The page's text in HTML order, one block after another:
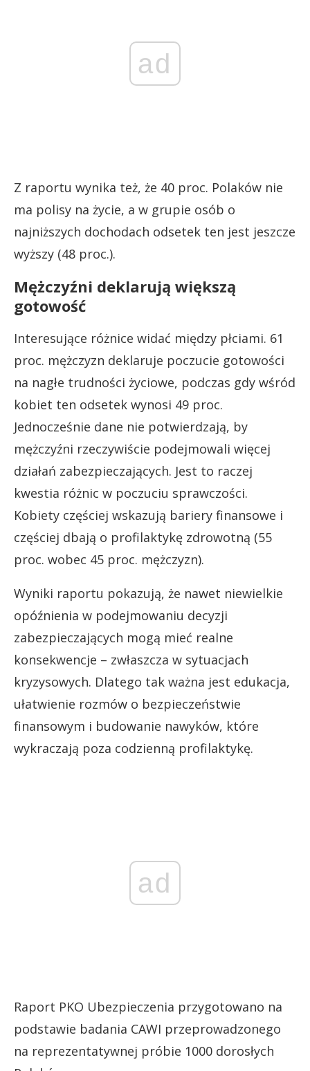
ad
Z raportu wynika też, że 40 proc. Polaków nie
ma polisy na życie, a w grupie osób o
najniższych dochodach odsetek ten jest jeszcze
wyższy (48 proc.).
Mężczyźni deklarują większą
gotowość
Interesujące różnice widać między płciami. 61
proc. mężczyzn deklaruje poczucie gotowości
na nagłe trudności życiowe, podczas gdy wśród
kobiet ten odsetek wynosi 49 proc.
Jednocześnie dane nie potwierdzają, by
mężczyźni rzeczywiście podejmowali więcej
działań zabezpieczających. Jest to raczej
kwestia różnic w poczuciu sprawczości.
Kobiety częściej wskazują bariery finansowe i
częściej dbają o profilaktykę zdrowotną (55
proc. wobec 45 proc. mężczyzn).
Wyniki raportu pokazują, że nawet niewielkie
opóźnienia w podejmowaniu decyzji
zabezpieczających mogą mieć realne
konsekwencje – zwłaszcza w sytuacjach
kryzysowych. Dlatego tak ważna jest edukacja,
ułatwienie rozmów o bezpieczeństwie
finansowym i budowanie nawyków, które
wykraczają poza codzienną profilaktykę.
ad
Raport PKO Ubezpieczenia przygotowano na
podstawie badania CAWI przeprowadzonego
na reprezentatywnej próbie 1000 dorosłych